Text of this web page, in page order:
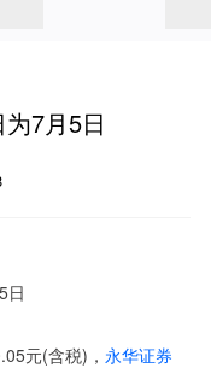
7月5日
元(含税)， 永华证券